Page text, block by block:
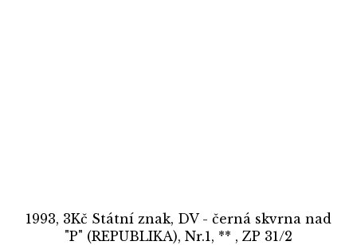
1993, 3Kč Státní znak, DV - černá skvrna nad
"P" (REPUBLIKA), Nr.1, ** , ZP 31/2